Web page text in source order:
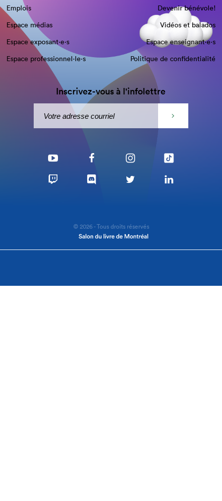
Emplois
Devenir bénévole!
Espace médias
Vidéos et balados
Espace exposant·e⋅s
Espace enseignant·e⋅s
Espace professionnel·le⋅s
Politique de confidentialité
Inscrivez-vous à l'infolettre
© 2026 - Tous droits réservés